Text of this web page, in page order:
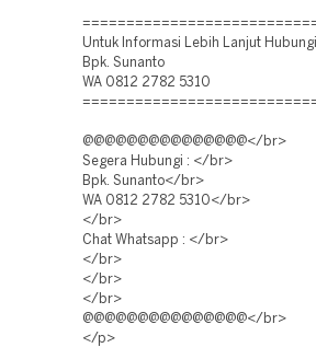
Untuk Informasi Lebih Lanjut
Bpk. Sunanto
WA 0812 2782 5310
@@@@@@@@@@@@@@@</br>
Segera Hubungi : </br>
Bpk. Sunanto</br>
WA 0812 2782 5310</br>
</br>
Chat Whatsapp : </br>
</br>
</br>
</br>
@@@@@@@@@@@@@@@</br>
</p>